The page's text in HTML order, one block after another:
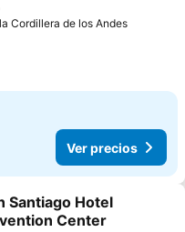
Cordillera de los Andes
Ver precios
a favoritos
Santiago Hotel
Center